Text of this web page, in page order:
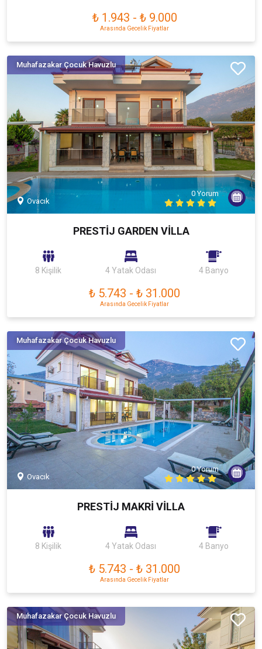
₺ 1.943 - ₺ 9.000
Arasında Gecelik Fiyatlar
Muhafazakar Çocuk Havuzlu
Ovacık
0 Yorum
PRESTİJ GARDEN VİLLA
8 Kişilik 4 Yatak Odası 4 Banyo
₺ 5.743 - ₺ 31.000
Arasında Gecelik Fiyatlar
Muhafazakar Çocuk Havuzlu
Ovacık
0 Yorum
PRESTİJ MAKRİ VİLLA
8 Kişilik 4 Yatak Odası 4 Banyo
₺ 5.743 - ₺ 31.000
Arasında Gecelik Fiyatlar
Muhafazakar Çocuk Havuzlu